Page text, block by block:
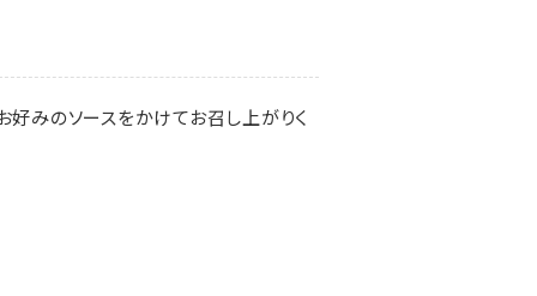
好みのソースをかけてお召し上がりく